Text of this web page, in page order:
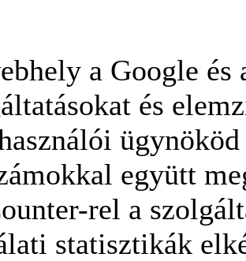
a Google
és
együtt
rel a
statisztikák